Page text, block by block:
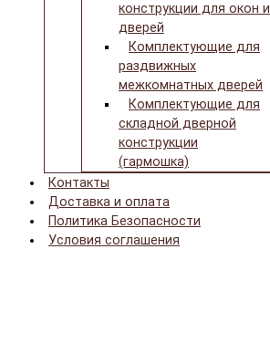
конструкции для окон и
дверей
Комплектующие для
раздвижных
межкомнатных дверей
Комплектующие для
складной дверной
конструкции
(гармошка)
Контакты
Доставка и оплата
Политика Безопасности
Условия соглашения